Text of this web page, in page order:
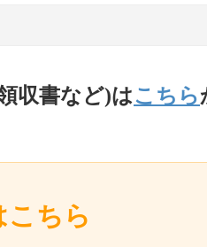
収書など)はこちら
こちら